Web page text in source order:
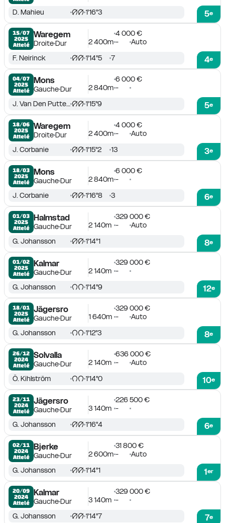
5e
D. Mahieu 1'16''3
15/07
2025
Attelé
Waregem
DroiteDur
4 000 €
2 400m - Auto
4e
F. Neirinck 1'14''5 7
04/07
2025
Attelé
Mons
GaucheDur
6 000 €
2 840m -
5e
J. Van Den Putte Jr. 1'15''9
18/06
2025
Attelé
Waregem
DroiteDur
4 000 €
2 400m - Auto
3e
J. Corbanie 1'15''2 13
18/03
2025
Attelé
Mons
GaucheDur
6 000 €
2 840m -
6e
J. Corbanie 1'16''8 3
01/03
2025
Attelé
Halmstad
GaucheDur
329 000 €
2 140m - Auto
8e
G. Johansson 1'14''1
01/02
2025
Attelé
Kalmar
GaucheDur
329 000 €
2 140m -
12e
G. Johansson 1'14''9
18/01
2025
Attelé
Jägersro
GaucheDur
329 000 €
1 640m - Auto
8e
G. Johansson 1'12''3
26/12
2024
Attelé
Solvalla
GaucheDur
636 000 €
2 140m - Auto
10e
Ö. Kihlström 1'14''0
23/11
2024
Attelé
Jägersro
GaucheDur
226 500 €
3 140m -
6e
G. Johansson 1'16''4
02/11
2024
Attelé
Bjerke
GaucheDur
31 800 €
2 600m - Auto
1er
G. Johansson 1'14''1
20/09
2024
Attelé
Kalmar
GaucheDur
329 000 €
3 140m -
7e
G. Johansson 1'14''7